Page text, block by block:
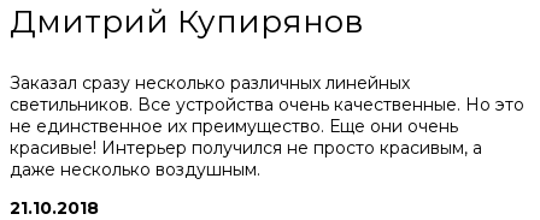
Дмитрий Купирянов
Заказал сразу несколько различных линейных
светильников. Все устройства очень качественные. Но это
не единственное их преимущество. Еще они очень
красивые! Интерьер получился не просто красивым, а
даже несколько воздушным.
21.10.2018